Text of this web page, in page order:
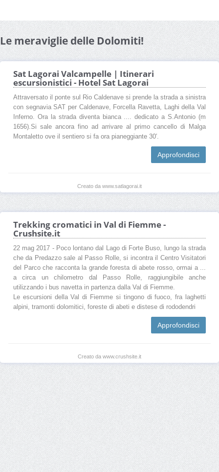
Le meraviglie delle Dolomiti!
Sat Lagorai Valcampelle | Itinerari
escursionistici - Hotel Sat Lagorai
Attraversato il ponte sul Rio Caldenave si prende la strada a sinistra
con segnavia SAT per Caldenave, Forcella Ravetta, Laghi della Val
Inferno. Ora la strada diventa bianca .... dedicato a S.Antonio (m
1656).Si sale ancora fino ad arrivare al primo cancello di Malga
Montaletto ove il sentiero si fa ora pianeggiante 30′.
Approfondisci
Creato da www.satlagorai.it
Trekking cromatici in Val di Fiemme -
Crushsite.it
22 mag 2017 - Poco lontano dal Lago di Forte Buso, lungo la strada
che da Predazzo sale al Passo Rolle, si incontra il Centro Visitatori
del Parco che racconta la grande foresta di abete rosso, ormai a ...
a circa un chilometro dal Passo Rolle, raggiungibile anche
utilizzando i bus navetta in partenza dalla Val di Fiemme.
Le escursioni della Val di Fiemme si tingono di fuoco, fra laghetti
alpini, tramonti dolomitici, foreste di abeti e distese di rododendri
Approfondisci
Creato da www.crushsite.it